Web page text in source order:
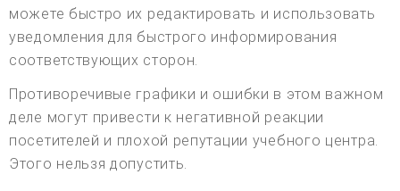
можете быстро их редактировать и использовать
уведомления для быстрого информирования
соответствующих сторон.
Противоречивые графики и ошибки в этом важном
деле могут привести к негативной реакции
посетителей и плохой репутации учебного центра.
Этого нельзя допустить.